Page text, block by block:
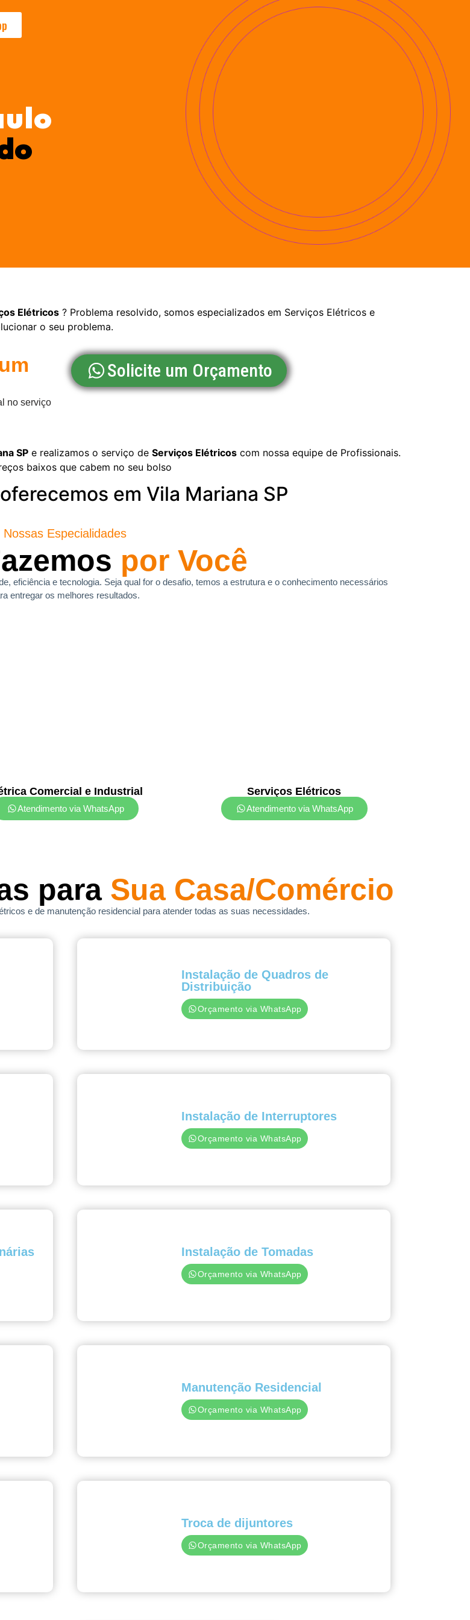
Elétricos ? Problema resolvido, somos especializados em Serviços Elétricos e
o seu problema.
no serviço
Solicite um Orçamento
SP e realizamos o serviço de Serviços Elétricos com nossa equipe de Profissionais.
baixos que cabem no seu bolso
em Vila Mariana SP
Nossas Especialidades
por Você
eficiência e tecnologia. Seja qual for o desafio, temos a estrutura e o conhecimento necessários
entregar os melhores resultados.
Comercial e Industrial
Atendimento via WhatsApp
Serviços Elétricos
Atendimento via WhatsApp
para Sua Casa/Comércio
e de manutenção residencial para atender todas as suas necessidades.
Instalação de Quadros de
Distribuição
Orçamento via WhatsApp
Instalação de Interruptores
Orçamento via WhatsApp
Instalação de Tomadas
Orçamento via WhatsApp
Manutenção Residencial
Orçamento via WhatsApp
Troca de dijuntores
Orçamento via WhatsApp